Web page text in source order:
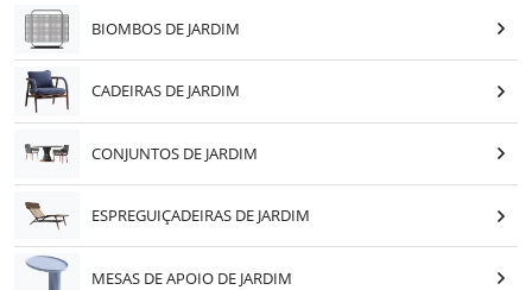
BIOMBOS DE JARDIM
CADEIRAS DE JARDIM
CONJUNTOS DE JARDIM
ESPREGUIÇADEIRAS DE JARDIM
MESAS DE APOIO DE JARDIM